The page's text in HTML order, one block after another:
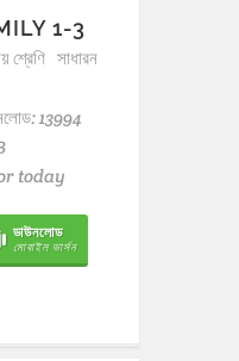
1-3
শ্রেণি সাধারন
13994
today
ডাউনলোড
মোবাইল ভার্সন